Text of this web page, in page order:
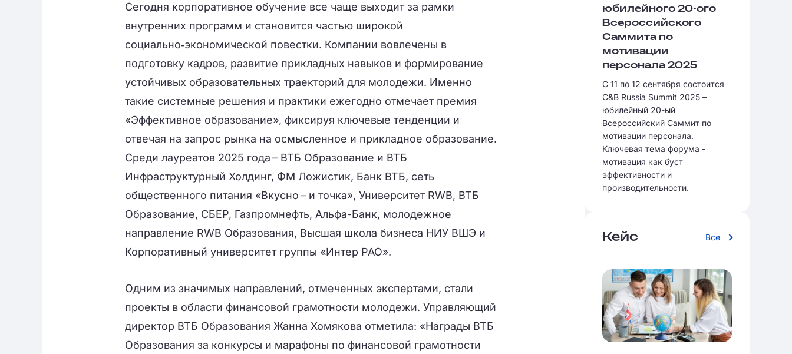
Сегодня корпоративное обучение все чаще выходит за рамки
внутренних программ и становится частью широкой
социально‑экономической повестки. Компании вовлечены в
подготовку кадров, развитие прикладных навыков и формирование
устойчивых образовательных траекторий для молодежи. Именно
такие системные решения и практики ежегодно отмечает премия
«Эффективное образование», фиксируя ключевые тенденции и
отвечая на запрос рынка на осмысленное и прикладное образование.
Среди лауреатов 2025 года – ВТБ Образование и ВТБ
Инфраструктурный Холдинг, ФМ Ложистик, Банк ВТБ, сеть
общественного питания «Вкусно – и точка», Университет RWB, ВТБ
Образование, СБЕР, Газпромнефть, Альфа-Банк, молодежное
направление RWB Образования, Высшая школа бизнеса НИУ ВШЭ и
Корпоративный университет группы «Интер РАО».
Одним из значимых направлений, отмеченных экспертами, стали
проекты в области финансовой грамотности молодежи. Управляющий
директор ВТБ Образования Жанна Хомякова отметила: «Награды ВТБ
Образования за конкурсы и марафоны по финансовой грамотности
юбилейного 20-ого
Всероссийского
Саммита по
мотивации
персонала 2025
С 11 по 12 сентября состоится
C&B Russia Summit 2025 –
юбилейный 20-ый
Всероссийский Саммит по
мотивации персонала.
Ключевая тема форума -
мотивация как буст
эффективности и
производительности.
Кейс Все